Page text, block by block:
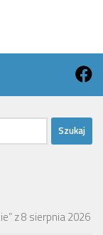
z 8 sierpnia 2026